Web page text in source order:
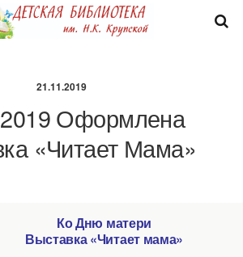
21.11.2019
Оформлена
«Читает Мама»
Ко Дню матери
Выставка «Читает мама»